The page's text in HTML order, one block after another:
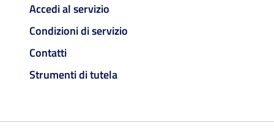
Accedi al servizio
Condizioni di servizio
Contatti
Strumenti di tutela